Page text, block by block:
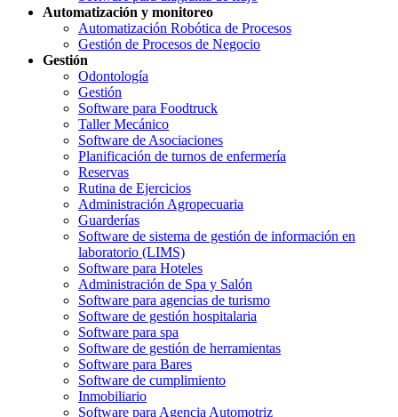
Automatización y monitoreo
Automatización Robótica de Procesos
Gestión de Procesos de Negocio
Gestión
Odontología
Gestión
Software para Foodtruck
Taller Mecánico
Software de Asociaciones
Planificación de turnos de enfermería
Reservas
Rutina de Ejercicios
Administración Agropecuaria
Guarderías
Software de sistema de gestión de información en
laboratorio (LIMS)
Software para Hoteles
Administración de Spa y Salón
Software para agencias de turismo
Software de gestión hospitalaria
Software para spa
Software de gestión de herramientas
Software para Bares
Software de cumplimiento
Inmobiliario
Software para Agencia Automotriz